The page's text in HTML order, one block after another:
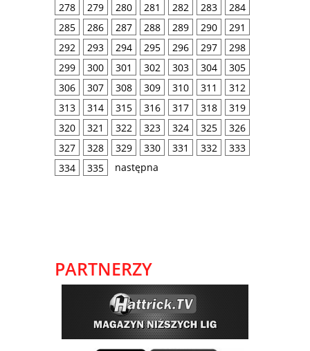
278
279 280 281 282 283
284
285
286 287 288 289 290
291
292
293 294 295 296 297
298
299
300 301 302 303 304
305
306
307 308 309 310 311
312
313
314 315 316 317 318
319
320
321 322 323 324 325
326
327
328 329 330 331 332
333
334
335 następna
PARTNERZY